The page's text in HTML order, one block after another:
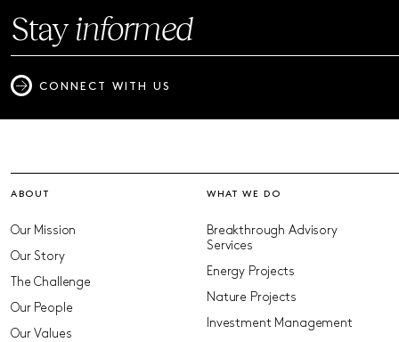
Stayinformed
CONNECT WITH US
ABOUT
Our Mission
Our Story
The Challenge
Our People
Our Values
WHAT WE DO
Breakthrough Advisory
Services
Energy Projects
Nature Projects
Investment Management